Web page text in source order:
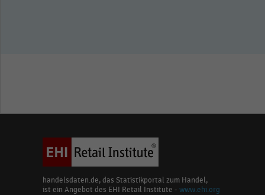
handelsdaten.de, das Statistikportal zum Handel,
ist ein Angebot des EHI Retail Institute - www.ehi.org